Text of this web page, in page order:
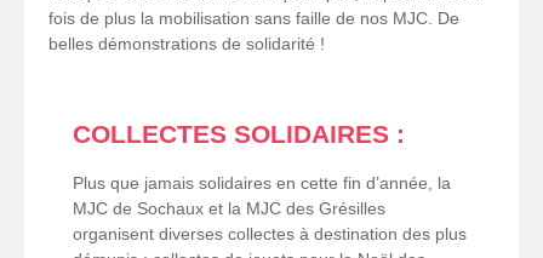
fois de plus la mobilisation sans faille de nos MJC. De
belles démonstrations de solidarité !
COLLECTES SOLIDAIRES :
Plus que jamais solidaires en cette fin d’année, la
MJC de Sochaux et la MJC des Grésilles
organisent diverses collectes à destination des plus